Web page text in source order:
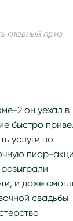
главный приз
2 он уехал в
быстро
услуги по
пиар-
и даже
свадьбы